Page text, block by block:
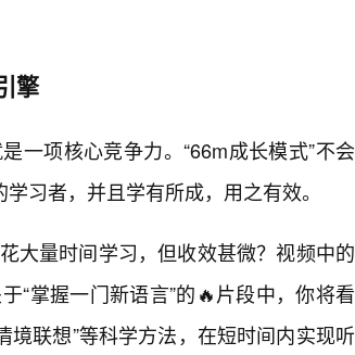
擎
一项核心竞争力。“66m成长模式”不会
习者，并且学有所成，用之有效。
大量时间学习，但收效甚微？视频中的
“掌握一门新语言”的🔥片段中，你将看
境联想”等科学方法，在短时间内实现听